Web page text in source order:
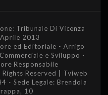
Tribunale Di Vicenza
2013
ed Editoriale - Arrigo
e Sviluppo -
Responsabile
Reserved | Tviweb
- Sede Legale: Brendola
10